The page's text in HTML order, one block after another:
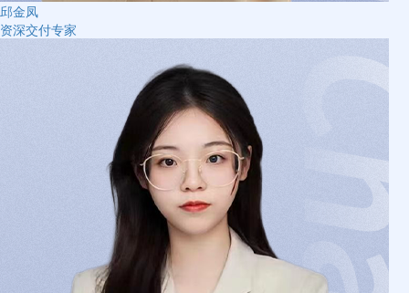
邱金凤
资深交付专家